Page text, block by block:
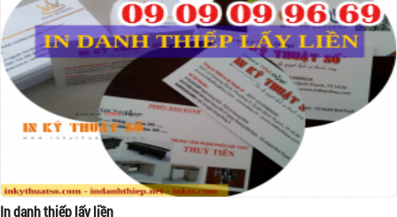
In danh thiếp lấy liền